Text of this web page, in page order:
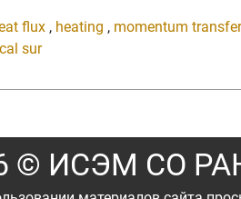
flux , heating , momentum transfer
sur
© ИСЭМ СО